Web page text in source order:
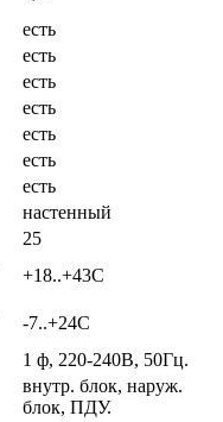
есть
есть
есть
есть
есть
есть
есть
настенный
25
+18..+43С
-7..+24С
1 ф, 220-240В, 50Гц.
внутр. блок, наруж.
блок, ПДУ.